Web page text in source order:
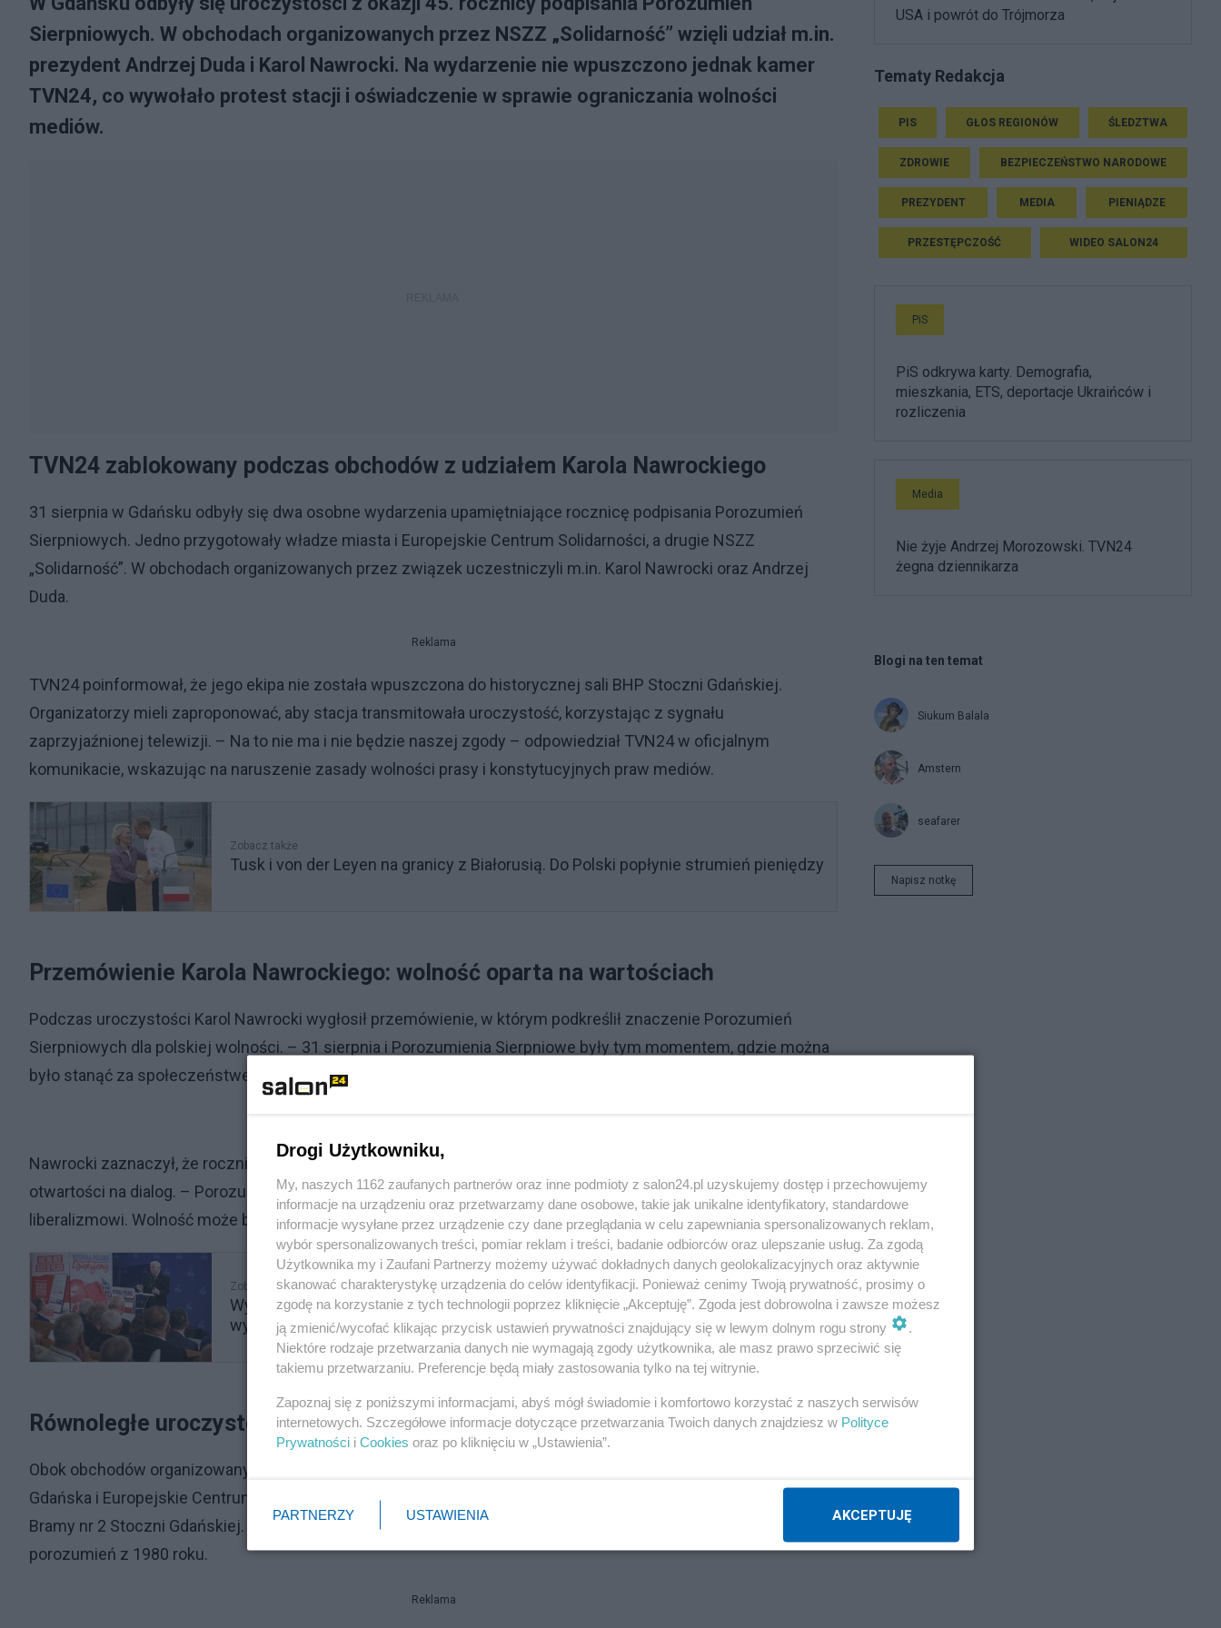
Sierpniowych. W obchodach organizowanych przez NSZZ „Solidarność” wzięli udział m.in.
prezydent Andrzej Duda i Karol Nawrocki. Na wydarzenie nie wpuszczono jednak kamer
TVN24, co wywołało protest stacji i oświadczenie w sprawie ograniczania wolności
mediów.
TVN24 zablokowany podczas obchodów z udziałem Karola Nawrockiego
31 sierpnia w Gdańsku odbyły się dwa osobne wydarzenia upamiętniające rocznicę podpisania Porozumień
Sierpniowych. Jedno przygotowały władze miasta i Europejskie Centrum Solidarności, a drugie NSZZ
„Solidarność”. W obchodach organizowanych przez związek uczestniczyli m.in. Karol Nawrocki oraz Andrzej
Duda.
Reklama
TVN24 poinformował, że jego ekipa nie została wpuszczona do historycznej sali BHP Stoczni Gdańskiej.
Organizatorzy mieli zaproponować, aby stacja transmitowała uroczystość, korzystając z sygnału
zaprzyjaźnionej telewizji. – Na to nie ma i nie będzie naszej zgody – odpowiedział TVN24 w oficjalnym
komunikacie, wskazując na naruszenie zasady wolności prasy i konstytucyjnych praw mediów.
Zobacz także
Tusk i von der Leyen na granicy z Białorusią. Do Polski popłynie strumień pieniędzy
Przemówienie Karola Nawrockiego: wolność oparta na wartościach
Podczas uroczystości Karol Nawrocki wygłosił przemówienie, w którym podkreślił znaczenie Porozumień
Sierpniowych dla polskiej wolności. – 31 sierpnia i Porozumienia Sierpniowe były tym momentem, gdzie można
było stanąć za społeczeństwem, przebić się przez partyjne ograniczenia i stanąć razem – mówił prezydent.
Nawrocki zaznaczył, że rocznica przypomina, iż wolność może być zarówno wyrazem odpowiedzialności, jak i
otwartości na dialog. – Porozumienia pokazują, że można wolność kochać i jej służyć, nie ulegać radykalnemu
liberalizmowi. Wolność może być oparta o wartości i poczucie odpowiedzialności – dodał.
Zobacz także
Wyciekł tajny sondaż PiS. Prezes już wie, co zrobić z „chłystkiem” i jaki będzie
wynik
Równoległe uroczystości w Gdańsku
Obok obchodów organizowanych przez „Solidarność” odbyła się także uroczystość przygotowana przez władze
Gdańska i Europejskie Centrum Solidarności. Jej głównym punktem było symboliczne otwarcie historycznej
Bramy nr 2 Stoczni Gdańskiej. W wydarzeniu uczestniczyli m.in. Bogdan Borusewicz i inni sygnatariusze
porozumień z 1980 roku.
Reklama
USA i powrót do Trójmorza
Tematy Redakcja
PIS GŁOS REGIONÓW ŚLEDZTWA
ZDROWIE BEZPIECZEŃSTWO NARODOWE
PREZYDENT MEDIA PIENIĄDZE
PRZESTĘPCZOŚĆ WIDEO SALON24
PiS
PiS odkrywa karty. Demografia,
mieszkania, ETS, deportacje Ukraińców i
rozliczenia
Media
Nie żyje Andrzej Morozowski. TVN24
żegna dziennikarza
Blogi na ten temat
Siukum Balala
Amstern
seafarer
Napisz notkę
Drogi Użytkowniku,
My, naszych 1162 zaufanych partnerów oraz inne podmioty z salon24.pl uzyskujemy dostęp i przechowujemy
informacje na urządzeniu oraz przetwarzamy dane osobowe, takie jak unikalne identyfikatory, standardowe
informacje wysyłane przez urządzenie czy dane przeglądania w celu zapewniania spersonalizowanych reklam,
wybór spersonalizowanych treści, pomiar reklam i treści, badanie odbiorców oraz ulepszanie usług. Za zgodą
Użytkownika my i Zaufani Partnerzy możemy używać dokładnych danych geolokalizacyjnych oraz aktywnie
skanować charakterystykę urządzenia do celów identyfikacji. Ponieważ cenimy Twoją prywatność, prosimy o
zgodę na korzystanie z tych technologii poprzez kliknięcie „Akceptuję”. Zgoda jest dobrowolna i zawsze możesz
ją zmienić/wycofać klikając przycisk ustawień prywatności znajdujący się w lewym dolnym rogu strony
.
Niektóre rodzaje przetwarzania danych nie wymagają zgody użytkownika, ale masz prawo sprzeciwić się
takiemu przetwarzaniu. Preferencje będą miały zastosowania tylko na tej witrynie.
Zapoznaj się z poniższymi informacjami, abyś mógł świadomie i komfortowo korzystać z naszych serwisów
internetowych. Szczegółowe informacje dotyczące przetwarzania Twoich danych znajdziesz w Polityce
Prywatności i Cookies oraz po kliknięciu w „Ustawienia”.
PARTNERZY USTAWIENIA AKCEPTUJĘ